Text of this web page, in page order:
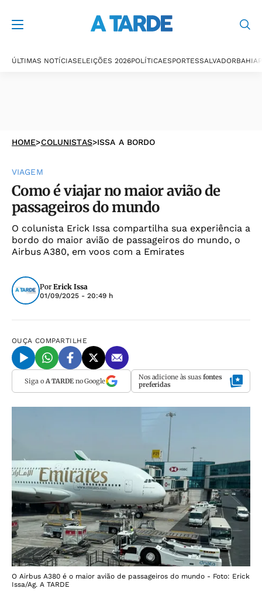
ÚLTIMAS NOTÍCIASELEIÇÕES 2026POLÍTICAESPORTESSALVADORBAHIA
HOME>COLUNISTAS>ISSA A BORDO
VIAGEM
Como é viajar no maior avião de
passageiros do mundo
O colunista Erick Issa compartilha sua experiência a
bordo do maior avião de passageiros do mundo, o
Airbus A380, em voos com a Emirates
Por Erick Issa
01/09/2025 - 20:49 h
OUÇA COMPARTILHE
Siga o A TARDEno Google Nos adicione às suas fontes
preferidas
O Airbus A380 é o maior avião de passageiros do mundo - Foto: Erick
Issa/Ag. A TARDE